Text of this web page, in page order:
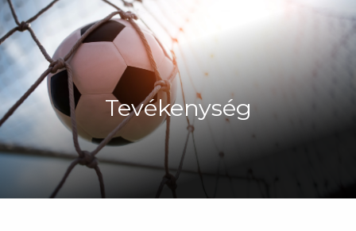
Tevékenység